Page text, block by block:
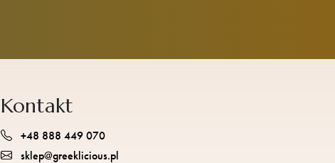
Kontakt
+48 888 449 070
sklep@greeklicious.pl